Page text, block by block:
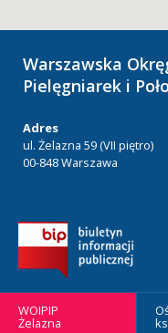
Warszawska
Pielęgniarek i
Adres
ul. Żelazna 59 (VII piętro)
00-848 Warszawa
WOIPIP
Żelazna